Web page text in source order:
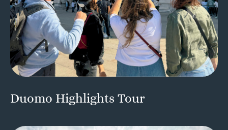
Duomo Highlights Tour